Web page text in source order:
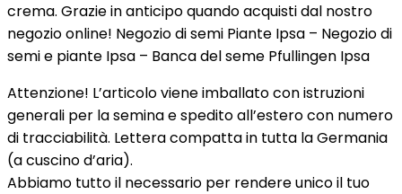
crema. Grazie in anticipo quando acquisti dal nostro
negozio online! Negozio di semi Piante Ipsa – Negozio di
semi e piante Ipsa – Banca del seme Pfullingen Ipsa
Attenzione! L’articolo viene imballato con istruzioni
generali per la semina e spedito all’estero con numero
di tracciabilità. Lettera compatta in tutta la Germania
(a cuscino d’aria).
Abbiamo tutto il necessario per rendere unico il tuo